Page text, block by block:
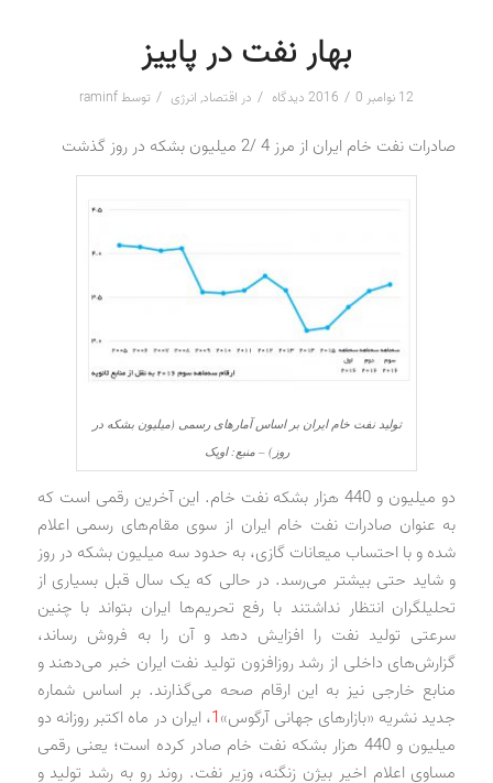
بهار نفت در پاییز
12 نوامبر 2016 / 0 دیدگاه / در اقتصاد, انرژی / توسط raminf
صادرات نفت خام ایران از مرز 4 /2 میلیون بشکه در روز گذشت
تولید نفت خام ایران بر اساس آمارهای رسمی (میلیون بشکه در
روز) – منبع: اوپک
دو میلیون و 440 هزار بشکه نفت خام. این آخرین رقمی است که
به عنوان صادرات نفت خام ایران از سوی مقام‌های رسمی اعلام
شده و با احتساب میعانات گازی، به حدود سه میلیون بشکه در روز
و شاید حتی بیشتر می‌رسد. در حالی که یک سال قبل بسیاری از
تحلیلگران انتظار نداشتند با رفع تحریم‌ها ایران بتواند با چنین
سرعتی تولید نفت را افزایش دهد و آن را به فروش رساند،
گزارش‌های داخلی از رشد روزافزون تولید نفت ایران خبر می‌دهند و
منابع خارجی نیز به این ارقام صحه می‌گذارند. بر اساس شماره
جدید نشریه «بازارهای جهانی آرگوس»1، ایران در ماه اکتبر روزانه دو
میلیون و 440 هزار بشکه نفت خام صادر کرده است؛ یعنی رقمی
مساوی اعلام اخیر بیژن زنگنه، وزیر نفت. روند رو به رشد تولید و